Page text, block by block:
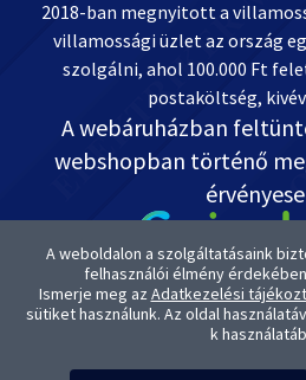
A weboldalon a szolgáltatásaink
felhasználói élmény
Ismerje meg az Adatkezelési
sütiket használunk. Az oldal
k
2018-ban megnyitott a
villamossági üzlet az ország
szolgálni, ahol 100.000 Ft
postaköltség,
A webáruházban
webshopban történő
Kapcsolat: OnlineVill.hu